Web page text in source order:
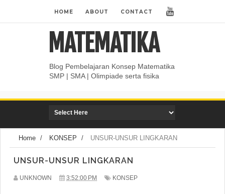
HOME ABOUT CONTACT
MATEMATIKA
Blog Pembelajaran Konsep Matematika
SMP | SMA | Olimpiade serta fisika
Home / KONSEP / UNSUR-UNSUR LINGKARAN
UNSUR-UNSUR LINGKARAN
UNKNOWN 3:52:00 PM KONSEP